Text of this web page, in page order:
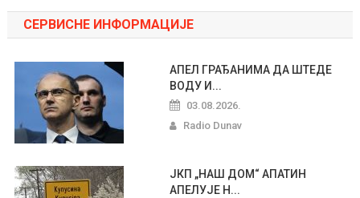
СЕРВИСНЕ ИНФОРМАЦИЈЕ
АПЕЛ ГРАЂАНИМА ДА ШТЕДЕ
ВОДУ И...
03.08.2026.
Radio Dunav
ЈКП „НАШ ДОМ“ АПАТИН
АПЕЛУЈЕ Н...